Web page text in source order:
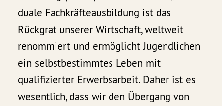
duale Fachkräfteausbildung ist das
Rückgrat unserer Wirtschaft, weltweit
renommiert und ermöglicht Jugendlichen
ein selbstbestimmtes Leben mit
qualifizierter Erwerbsarbeit. Daher ist es
wesentlich, dass wir den Übergang von